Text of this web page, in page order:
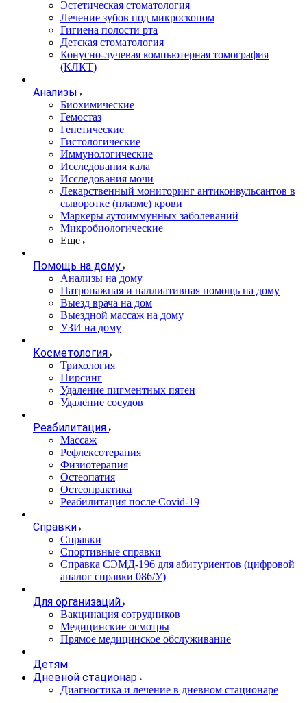
Эстетическая стоматология
Лечение зубов под микроскопом
Гигиена полости рта
Детская стоматология
Конусно-лучевая компьютерная томография
(КЛКТ)
Анализы
Биохимические
Гемостаз
Генетические
Гистологические
Иммунологические
Исследования кала
Исследования мочи
Лекарственный мониторинг антиконвульсантов в
сыворотке (плазме) крови
Маркеры аутоиммунных заболеваний
Микробиологические
Еще
Помощь на дому
Анализы на дому
Патронажная и паллиативная помощь на дому
Выезд врача на дом
Выездной массаж на дому
УЗИ на дому
Косметология
Трихология
Пирсинг
Удаление пигментных пятен
Удаление сосудов
Реабилитация
Массаж
Рефлексотерапия
Физиотерапия
Остеопатия
Остеопрактика
Реабилитация после Covid-19
Справки
Справки
Спортивные справки
Справка СЭМД‑196 для абитуриентов (цифровой
аналог справки 086/У)
Для организаций
Вакцинация сотрудников
Медицинские осмотры
Прямое медицинское обслуживание
Детям
Дневной стационар
Диагностика и лечение в дневном стационаре